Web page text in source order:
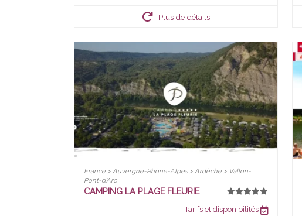
Plus de détails
France > Auvergne-Rhône-Alpes > Ardèche > Vallon-
Pont-d'Arc
CAMPING LA PLAGE FLEURIE
Tarifs et disponibilités